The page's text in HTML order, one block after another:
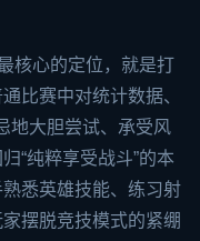
核心的定位，就是打
比赛中对统计数据、
地大胆尝试、承受风
“纯粹享受战斗”的本
悉英雄技能、练习射
摆脱竞技模式的紧绷